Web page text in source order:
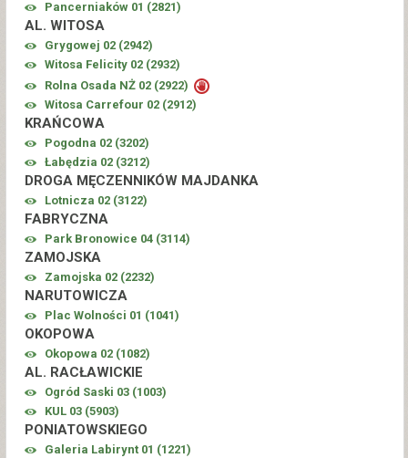
Pancerniaków 01 (2821)
AL. WITOSA
Grygowej 02 (2942)
Witosa Felicity 02 (2932)
Rolna Osada NŻ 02 (2922)
Witosa Carrefour 02 (2912)
KRAŃCOWA
Pogodna 02 (3202)
Łabędzia 02 (3212)
DROGA MĘCZENNIKÓW MAJDANKA
Lotnicza 02 (3122)
FABRYCZNA
Park Bronowice 04 (3114)
ZAMOJSKA
Zamojska 02 (2232)
NARUTOWICZA
Plac Wolności 01 (1041)
OKOPOWA
Okopowa 02 (1082)
AL. RACŁAWICKIE
Ogród Saski 03 (1003)
KUL 03 (5903)
PONIATOWSKIEGO
Galeria Labirynt 01 (1221)